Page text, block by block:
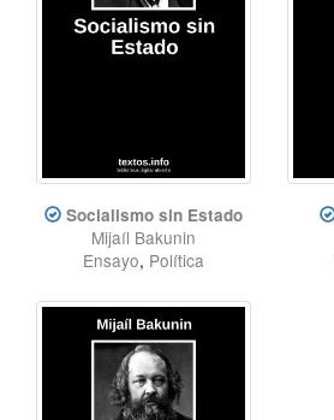
Socialismo sin Estado
Mijaíl Bakunin
Ensayo, Política